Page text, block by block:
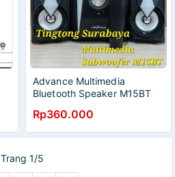
Advance Multimedia
Bluetooth Speaker M15BT
Rp360.000
Trang 1/5